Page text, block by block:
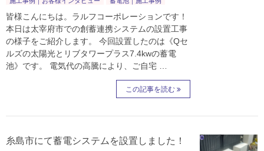
皆様こんにちは。ラルフコーポレーションです！
本日は太宰府市での創蓄連携システムの設置工事
の様子をご紹介します。 今回設置したのは《Qセ
ルズの太陽光とリブタワープラス7.4kwの蓄電
池》です。 電気代の高騰により、ご自宅 …
この記事を読む
糸島市にて蓄電システムを設置しました！